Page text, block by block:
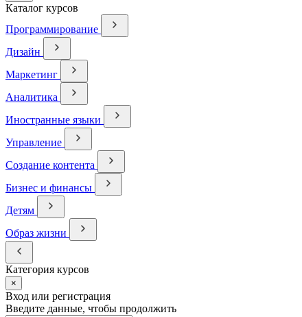
Каталог курсов
Программирование
Дизайн
Маркетинг
Аналитика
Иностранные языки
Управление
Создание контента
Бизнес и финансы
Детям
Образ жизни
Категория курсов
×
Вход или регистрация
Введите данные, чтобы продолжить